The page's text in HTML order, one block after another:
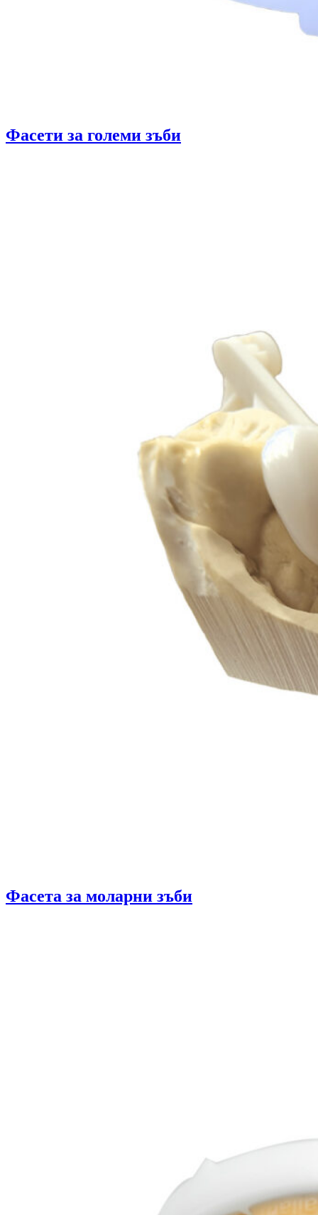
Фасети за големи зъби
Фасета за моларни зъби